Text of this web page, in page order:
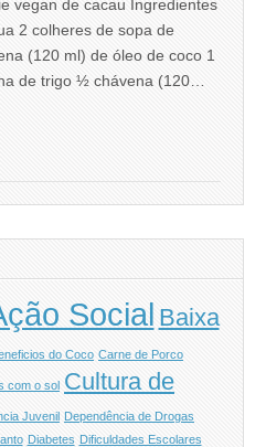
vegan de cacau Ingredientes
2 colheres de sopa de
(120 ml) de óleo de coco 1
de trigo ½ chávena (120…
Social Baixa
do Coco Carne de Porco
com o sol Cultura de
Juvenil Dependência de Drogas
Diabetes Dificuldades Escolares